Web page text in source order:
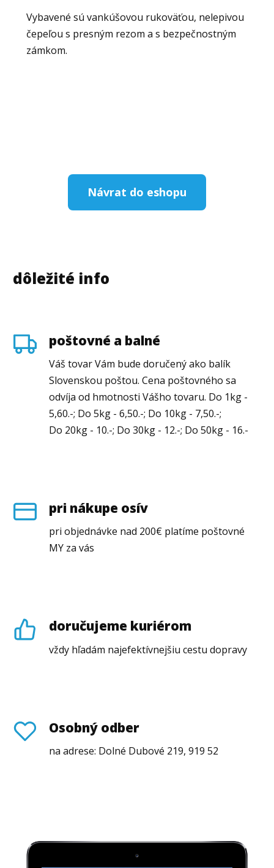
Vybavené sú vankúšovou rukoväťou, nelepivou
čepeľou s presným rezom a s bezpečnostným
zámkom.
Návrat do eshopu
dôležité info
poštovné a balné
Váš tovar Vám bude doručený ako balík
Slovenskou poštou. Cena poštovného sa
odvíja od hmotnosti Vášho tovaru. Do 1kg -
5,60.-; Do 5kg - 6,50.-; Do 10kg - 7,50.-;
Do 20kg - 10.-; Do 30kg - 12.-; Do 50kg - 16.-
pri nákupe osív
pri objednávke nad 200€ platíme poštovné
MY za vás
doručujeme kuriérom
vždy hľadám najefektívnejšiu cestu dopravy
Osobný odber
na adrese: Dolné Dubové 219, 919 52